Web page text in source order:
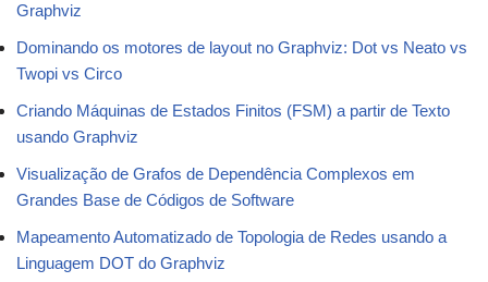
Graphviz
Dominando os motores de layout no Graphviz: Dot vs Neato vs
Twopi vs Circo
Criando Máquinas de Estados Finitos (FSM) a partir de Texto
usando Graphviz
Visualização de Grafos de Dependência Complexos em
Grandes Base de Códigos de Software
Mapeamento Automatizado de Topologia de Redes usando a
Linguagem DOT do Graphviz